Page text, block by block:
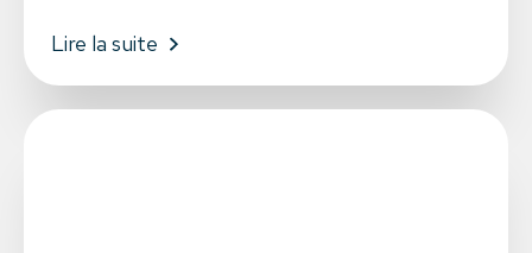
Lire la suite